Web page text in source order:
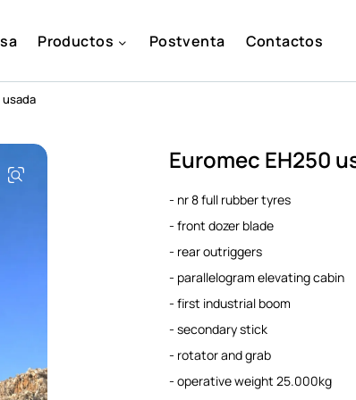
Productos Postventa Contactos
usada
Euromec EH250
- nr 8 full rubber tyres
- front dozer blade
- rear outriggers
- parallelogram elevating cabin
- first industrial boom
- secondary stick
- rotator and grab
- operative weight 25.000kg